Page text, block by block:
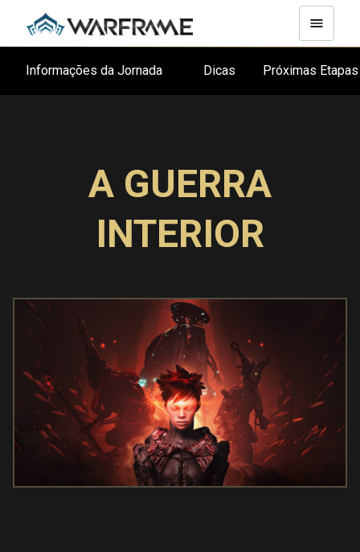
Informações da Jornada Dicas Próximas
A GUERRA
INTERIOR